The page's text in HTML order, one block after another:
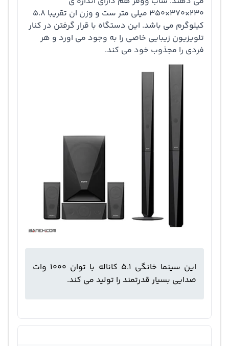
ای بسیار زیباست و با دارا بودن دو بلندگوی بلند، دو بلندگو
کوچک و یک بلندگو مرکزی نمایی زیبا را به وجود می اورد.
E4100 مصرف برق خیلی کمی دارد به طوری که در هنگام کار
خواستار صدای بلند هستید و می خواهید که موسیقی های
مورد علاقه تان را با صدایی بسیار بلند گوش دهید حتما این
بلند رنگ تازه ای به مهمانی و جشن تولد ها می دهد.
230×370×350 میلی متر ست و وزن ان تقریبا 5.8
کیلوگرم می باشد. این دستگاه با قرار گرفتن در کنار
تلویزیون زیبایی خاصی را به وجود می اورد و هر
فردی را مجذوب خود می کند.
این سینما خانگی 5.1 کاناله با توان 1000 وات
صدایی بسیار قدرتمند را تولید می کند.